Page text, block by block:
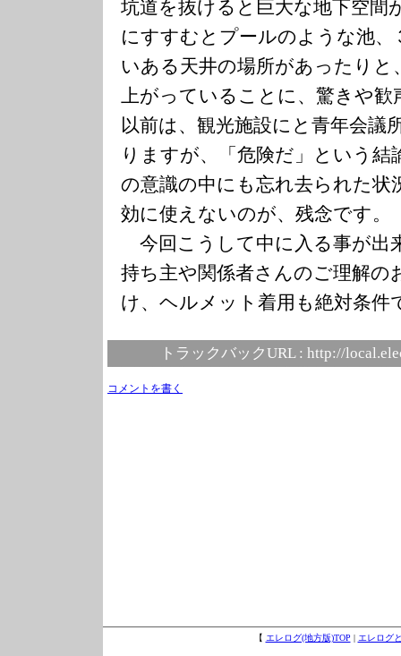
坑道を抜けると巨大な地下空間
にすすむとプールのような池、
いある天井の場所があったりと
上がっていることに、驚きや
以前は、観光施設にと青年会議
りますが、「危険だ」という結
の意識の中にも忘れ去られた状
効に使えないのが、残念です。
今回こうして中に入る事が出
持ち主や関係者さんのご理解の
け、ヘルメット着用も絶対条件
トラックバックURL : http://
コメントを書く
【 エレログ(地方版)TOP | エレログ